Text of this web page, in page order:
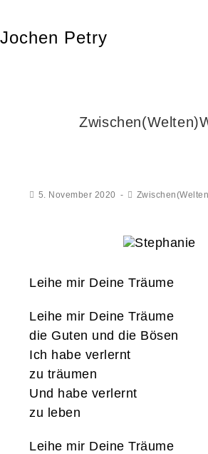
Jochen Petry
5. November 2020
Leihe mir Deine Träume
Leihe mir Deine Träume
die Guten und die Bösen
Ich habe verlernt
zu träumen
Und habe verlernt
zu leben
Leihe mir Deine Träume